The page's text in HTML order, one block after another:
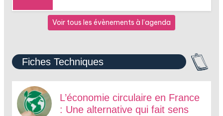
Voir tous les évènements à l’agenda
Fiches Techniques
L’économie circulaire en France
: Une alternative qui fait sens